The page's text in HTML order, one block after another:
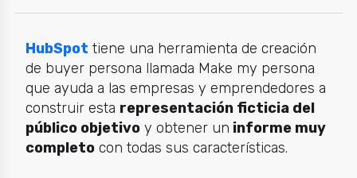
HubSpot tiene una herramienta de creación
de buyer persona llamada Make my persona
que ayuda a las empresas y emprendedores a
construir esta representación ficticia del
público objetivoy obtener un informe muy
completocon todas sus características.